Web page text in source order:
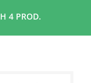
4 PROD.